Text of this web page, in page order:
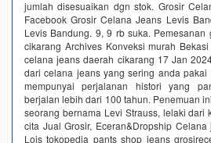
jumlah disesuaikan dgn stok. Grosir
Facebook Grosir Celana Jeans Levis
Levis Bandung. 9, 9 rb suka.
cikarang Archives Konveksi murah
celana jeans daerah cikarang 17 Jan
dari celana jeans yang sering anda
mempunyai perjalanan histori yang
berjalan lebih dari 100 tahun. Penemuan
seorang bernama Levi Strauss, lelaki dari
cita Jual Grosir, Eceran&Dropship
Lois tokopedia pants shop jeans